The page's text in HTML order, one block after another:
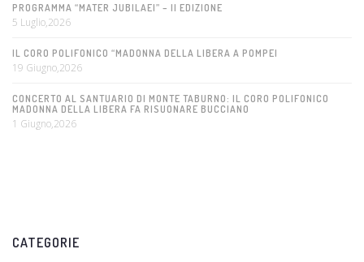
PROGRAMMA “MATER JUBILAEI” – II EDIZIONE
5 Luglio,2026
IL CORO POLIFONICO “MADONNA DELLA LIBERA A POMPEI
19 Giugno,2026
CONCERTO AL SANTUARIO DI MONTE TABURNO: IL CORO POLIFONICO
MADONNA DELLA LIBERA FA RISUONARE BUCCIANO
1 Giugno,2026
CATEGORIE